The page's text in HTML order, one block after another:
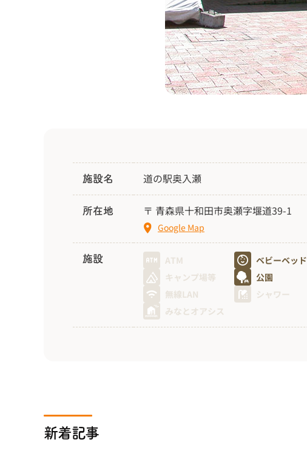
施設名 道の駅奥入瀬
所在地 〒 青森県十和田市奥瀬字堰道39-1
Google Map
施設 ATM ベビーベッド
キャンプ場等
公園
無線LAN
シャワー
みなとオアシス
新着記事